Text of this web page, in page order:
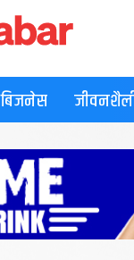
बिजनेस